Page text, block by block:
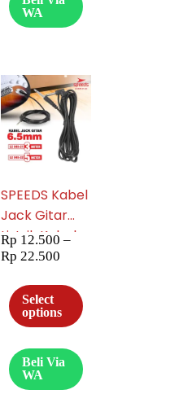
Tamborine
049-3
WA
SPEEDS Kabel
Jack Gitar
Listrik Kabel
Audio Kabel
21-22
Rp 12.500 –
Rp 22.500
Select
options
Beli Via
WA